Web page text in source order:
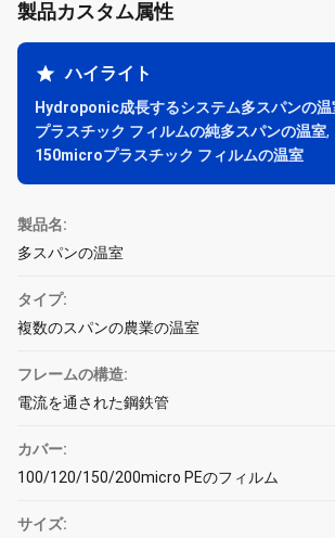
製品カスタム属性
ハイライト
Hydroponic成長するシステム多スパンの温
プラスチック フィルムの純多スパンの温室,
150microプラスチック フィルムの温室
製品名:
多スパンの温室
タイプ:
複数のスパンの農業の温室
フレームの構造:
電流を通された鋼鉄管
カバー:
100/120/150/200micro PEのフィルム
サイズ: